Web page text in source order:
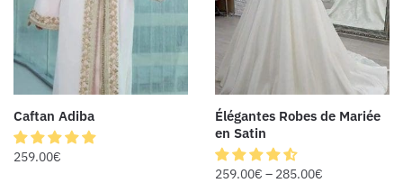
Caftan Adiba
259.00€
Élégantes Robes de Mariée
en Satin
259.00€ – 285.00€